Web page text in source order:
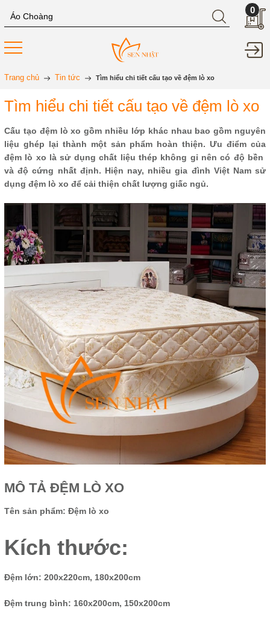
0
Trang chủ Tin tức Tìm hiểu chi tiết cấu tạo về đệm lò xo
Tìm hiểu chi tiết cấu tạo về đệm lò xo
Cấu tạo đệm lò xo gồm nhiều lớp khác nhau bao gồm nguyên
liệu ghép lại thành một sản phẩm hoàn thiện. Ưu điểm của
đệm lò xo là sử dụng chất liệu thép không gỉ nên có độ bền
và độ cứng nhất định. Hiện nay, nhiều gia đình Việt Nam sử
dụng đệm lò xo để cải thiện chất lượng giấc ngủ.
MÔ TẢ ĐỆM LÒ XO
Tên sản phẩm: Đệm lò xo
Kích thước:
Đệm lớn: 200x220cm, 180x200cm
Đệm trung bình: 160x200cm, 150x200cm